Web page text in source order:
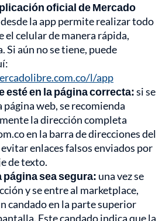
oficial de Mercado
la app permite realizar todo
el celular de manera rápida,
Si aún no se tiene, puede
l/app
esté en la página correcta:si se
página web, se recomienda
la dirección completa
en la barra de direcciones del
enlaces falsos enviados por
de texto.
página sea segura: una vez se
y se entre al marketplace,
candado en la parte superior
Este candado indica que la